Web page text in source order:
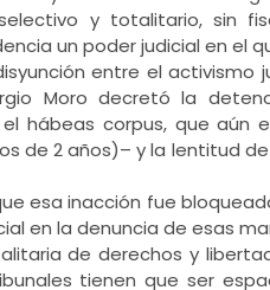
y totalitario, sin
un poder judicial en el
entre el activismo
Moro decretó la
hábeas corpus, que aún
de 2 años)– y la lentitud
esa inacción fue
en la denuncia de esas
de derechos y
tienen que ser